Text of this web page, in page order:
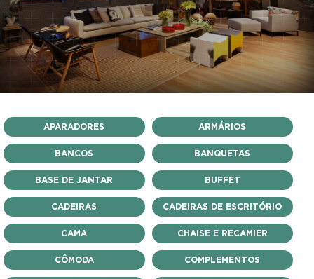
APARADORES ARMÁRIOS
BANCOS BANQUETAS
BASE DE JANTAR BUFFET
CADEIRAS CADEIRAS DE ESCRITÓRIO
CAMA CHAISE E RECAMIER
CÔMODA COMPLEMENTOS